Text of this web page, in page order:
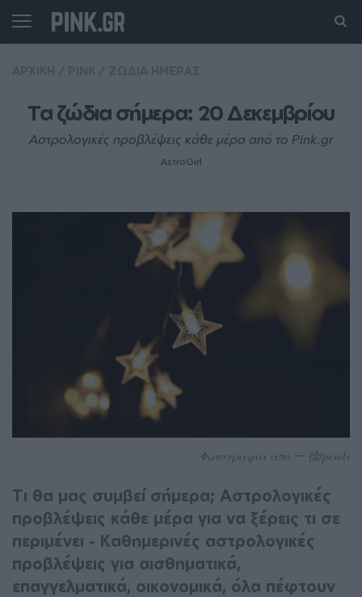
Τα ζώδια σήμερα: 20 Δεκεμβρίου
Αστρολογικές προβλέψεις κάθε μέρα από το Pink.gr
AstroGirl
Φωτογραφία από 一 徐/pexels
Τι θα μας συμβεί σήμερα; Αστρολογικές
προβλέψεις κάθε μέρα για να ξέρεις τι σε
περιμένει - Καθημερινές αστρολογικές
προβλέψεις για αισθηματικά,
επαγγελματικά, οικονομικά, όλα πέφτουν